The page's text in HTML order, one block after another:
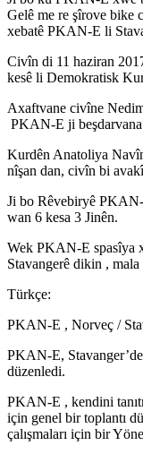
Gelê me re şîrove
xebatê PKAN-E li
Civîn di 11 haziran
kesê li Demokratisk
Axaftvane civîne
PKAN-E ji
Kurdên Anatoliya
nîşan dan, civîn bi
Ji bo Rêvebiryê
wan 6 kesa 3 Jinên.
Wek PKAN-E spasîya
Stavangerê dikin ,
Türkçe:
PKAN-E , Norveç /
PKAN-E,
düzenledi.
PKAN-E , kendini
için genel bir toplantı
çalışmaları için bir